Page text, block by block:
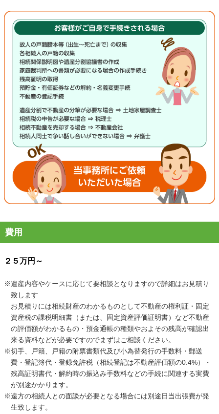
費用
２５万円～
※遺産内容やケースに応じて要相談となりますので詳細はお見積り
致します
お見積りには相続財産のわかるものとして不動産の権利証・固定
資産税の課税明細書（または、固定資産評価証明書）など不動産
の評価額がわかるもの・預金通帳の種類やおよその残高が確認出
来る資料などが必要ですのでまずはご相談ください。
※切手、戸籍、戸籍の附票書類代及び小為替発行の手数料・郵送
費・登記簿代・登録免許税（相続登記は不動産評価額の0.4%）・
残高証明書代・解約時の振込み手数料などの手続に関連する実費
が別途かかります。
※遠方の相続人との面談が必要となる場合には別途日当出張費が発
生致します。